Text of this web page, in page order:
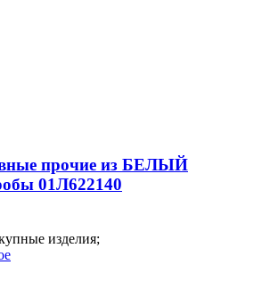
прочие из БЕЛЫЙ
01Л622140
изделия;